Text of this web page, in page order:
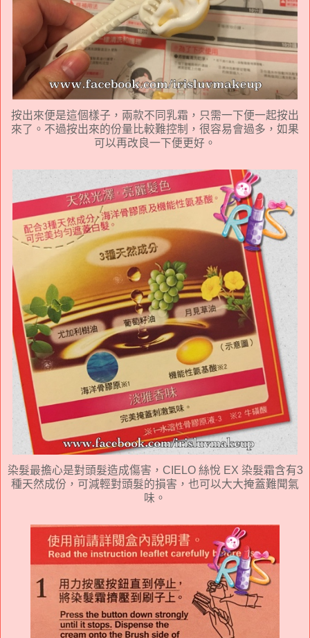
按出來便是這個樣子，兩款不同乳霜，只需一下便一起按出
來了。不過按出來的份量比較難控制，很容易會過多，如果
可以再改良一下便更好。
染髮最擔心是對頭髮造成傷害，CIELO 絲悅 EX 染髮霜含有3
種天然成份，可減輕對頭髮的損害，也可以大大掩蓋難聞氣
味。